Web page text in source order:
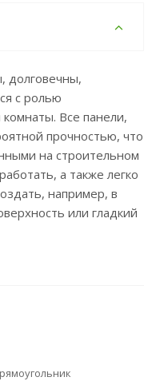
долговечны,
с ролью
Все панели,
прочностью, что
на строительном
а также легко
например, в
или гладкий